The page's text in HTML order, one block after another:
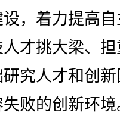
，着力提高
才挑大梁、
究人才和创
败的创新环